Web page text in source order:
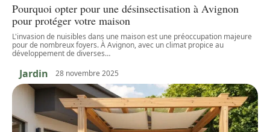
Pourquoi opter pour une désinsectisation à Avignon
pour protéger votre maison
L'invasion de nuisibles dans une maison est une préoccupation majeure
pour de nombreux foyers. À Avignon, avec un climat propice au
développement de diverses…
Jardin 28 novembre 2025